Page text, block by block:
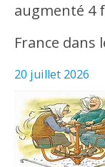
augmenté 4
France dans
20 juillet 2026